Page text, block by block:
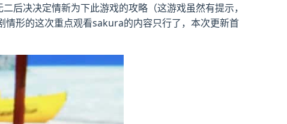
后决决定情新为下此游戏的攻略（这游戏虽然有提示，
形的这次重点观看sakura的内容只行了，本次更新首